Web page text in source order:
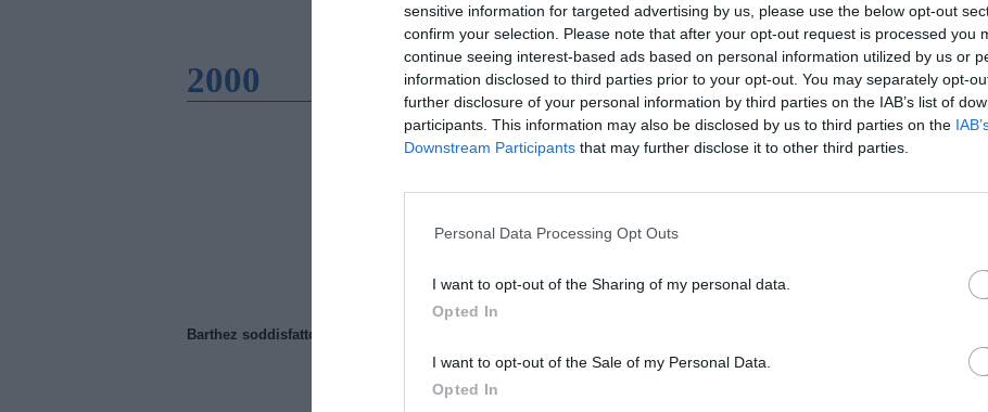
sensitive information for targeted advertising by us, please use the below opt-out
confirm your selection. Please note that after your opt-out request is processed you
continue seeing interest-based ads based on personal information utilized by us or
information disclosed to third parties prior to your opt-out. You may separately opt-
further disclosure of your personal information by third parties on the IAB’s list of
participants. This information may also be disclosed by us to third parties on the
Downstream Participants that may further disclose it to other third parties.
Personal Data Processing Opt Outs
I want to opt-out of the Sharing of my personal data.
Opted In
I want to opt-out of the Sale of my Personal Data.
Opted In
2000
Barthez soddisfatto del Manchester United Francia,